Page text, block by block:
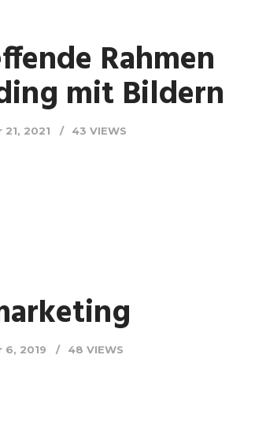
Rahmen
mit Bildern
21, 2021 43 VIEWS
6, 2019 48 VIEWS